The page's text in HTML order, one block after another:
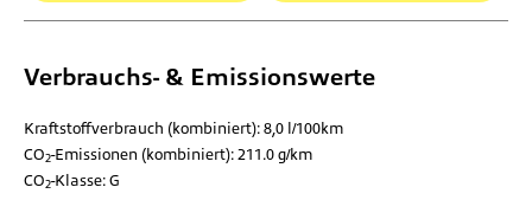
Verbrauchs- & Emissionswerte
Kraftstoffverbrauch (kombiniert): 8,0 l/100km
CO2-Emissionen (kombiniert): 211.0 g/km
CO2-Klasse: G